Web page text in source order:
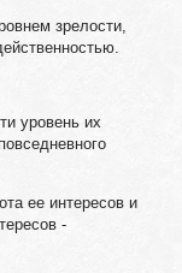
зрелости,
уровень их
ее интересов и
-